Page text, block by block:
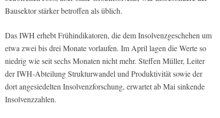
Bausektor stärker betroffen als üblich.
Das IWH erhebt Frühindikatoren, die dem Insolvenzgeschehen um
etwa zwei bis drei Monate vorlaufen. Im April lagen die Werte so
niedrig wie seit sechs Monaten nicht mehr. Steffen Müller, Leiter
der IWH-Abteilung Strukturwandel und Produktivität sowie der
dort angesiedelten Insolvenzforschung, erwartet ab Mai sinkende
Insolvenzzahlen.